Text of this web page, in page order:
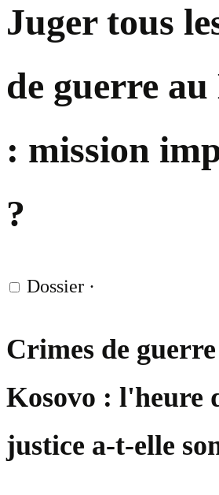
Juger tous
de guerre au
: mission
?
Dossier ·
Crimes de
Kosovo : l'heure
justice a-t-elle